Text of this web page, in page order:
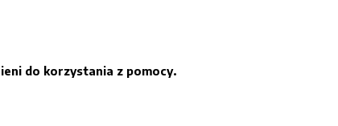
do korzystania z pomocy.